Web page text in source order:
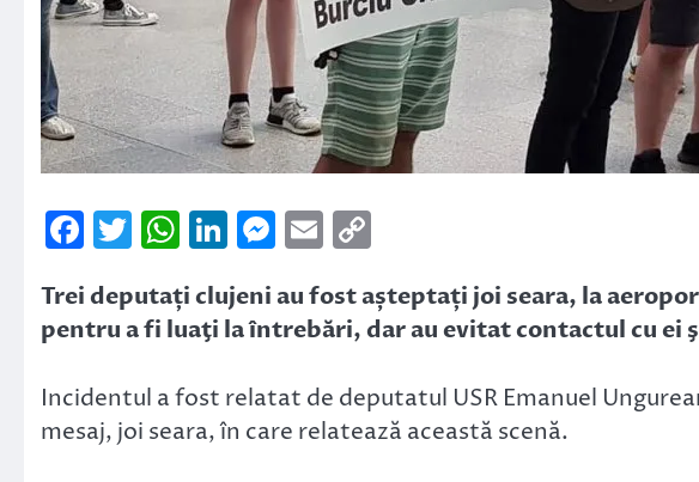
Facebook
Twitter
WhatsApp
LinkedIn
Messenger
Email
Trei deputați clujeni au fost așteptați joi seara, la
pentru a fi luaţi la întrebări, dar au evitat contactul cu ei
Incidentul a fost relatat de deputatul USR Emanuel
mesaj, joi seara, în care relatează această scenă.